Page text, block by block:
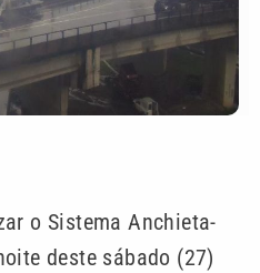
o Sistema Anchieta-
deste sábado (27)